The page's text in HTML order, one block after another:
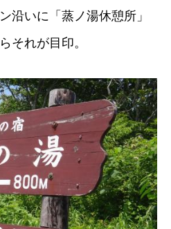
沿いに「蒸ノ湯休憩所」
それが目印。